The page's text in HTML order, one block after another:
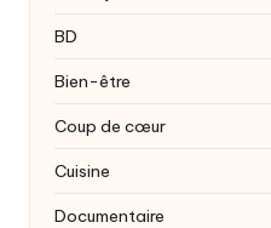
BD
Bien-être
Coup de cœur
Cuisine
Documentaire